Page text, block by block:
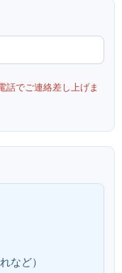
話でご連絡差し上げま
など）